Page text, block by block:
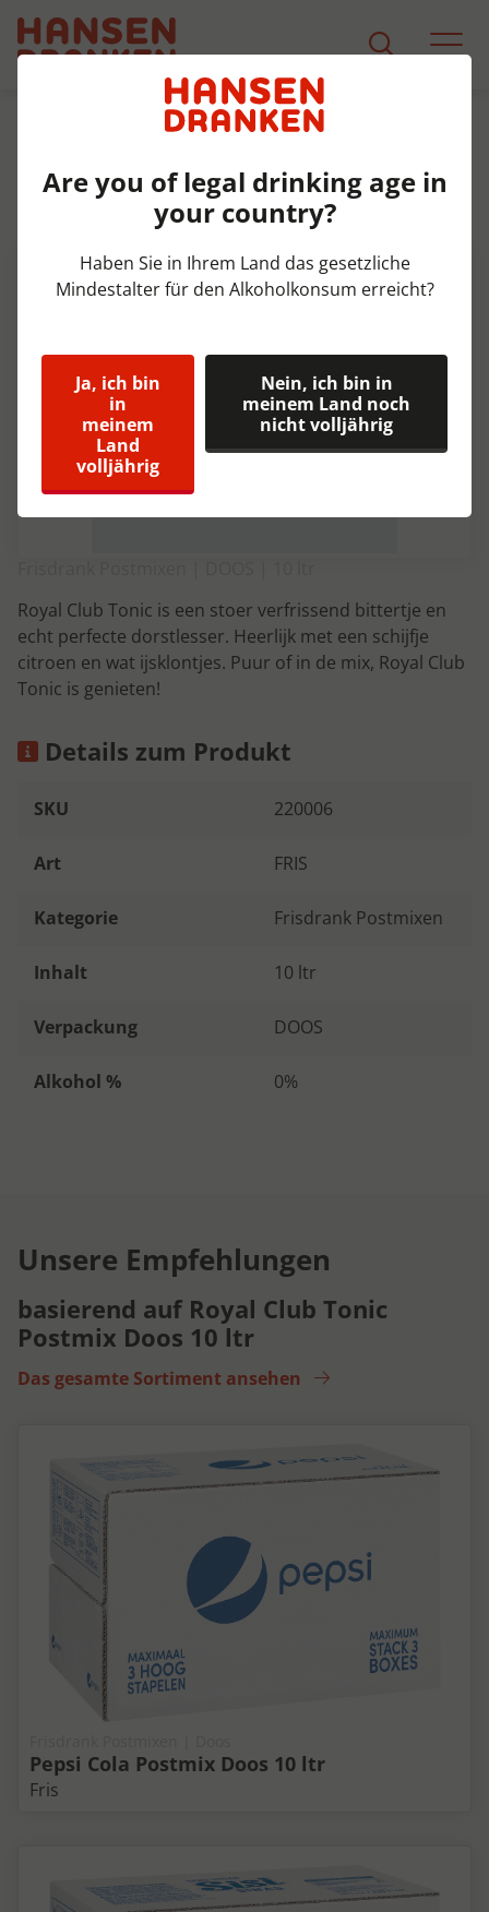
Produkt Detail
Royal Club Tonic Postmix Doos
Royal Club Tonic is een stoer verfrissend bittertje en
echt perfecte dorstlesser. Heerlijk met een schijfje
citroen en wat ijsklontjes. Puur of in de mix, Royal Club
Tonic is genieten!
Details zum Produkt
SKU 220006
Art FRIS
Kategorie Frisdrank Postmixen
Inhalt 10 ltr
Verpackung DOOS
Alkohol % 0%
Unsere Empfehlungen
basierend auf Royal Club Tonic
Postmix Doos 10 ltr
Das gesamte Sortiment ansehen
Pepsi Cola Postmix Doos 10 ltr
Fris
Are you of legal drinking age in
your country?
Haben Sie in Ihrem Land das gesetzliche
Mindestalter für den Alkoholkonsum erreicht?
Ja, ich bin
in
meinem
Land
volljährig
Nein, ich bin in
meinem Land noch
nicht volljährig